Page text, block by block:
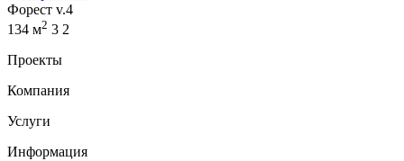
Форест v.4
134 м2 3 2
Проекты
Компания
Услуги
Информация